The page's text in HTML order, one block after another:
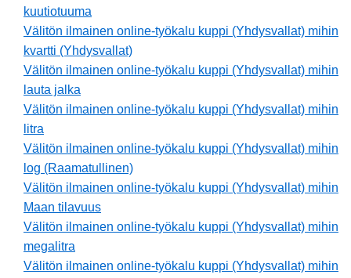
kuutiotuuma
Välitön ilmainen online-työkalu kuppi (Yhdysvallat) mihin
kvartti (Yhdysvallat)
Välitön ilmainen online-työkalu kuppi (Yhdysvallat) mihin
lauta jalka
Välitön ilmainen online-työkalu kuppi (Yhdysvallat) mihin
litra
Välitön ilmainen online-työkalu kuppi (Yhdysvallat) mihin
log (Raamatullinen)
Välitön ilmainen online-työkalu kuppi (Yhdysvallat) mihin
Maan tilavuus
Välitön ilmainen online-työkalu kuppi (Yhdysvallat) mihin
megalitra
Välitön ilmainen online-työkalu kuppi (Yhdysvallat) mihin